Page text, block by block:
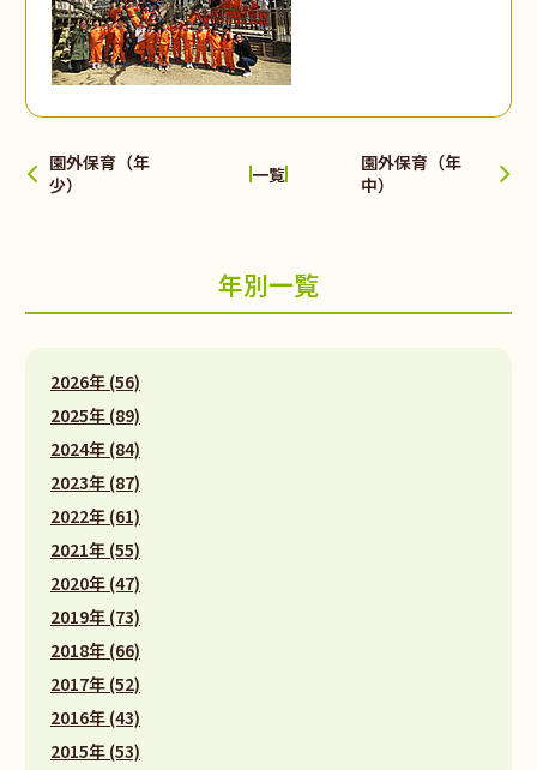
園外保育（年
少）
一覧
園外保育（年
中）
年別一覧
2026年 (56)
2025年 (89)
2024年 (84)
2023年 (87)
2022年 (61)
2021年 (55)
2020年 (47)
2019年 (73)
2018年 (66)
2017年 (52)
2016年 (43)
2015年 (53)